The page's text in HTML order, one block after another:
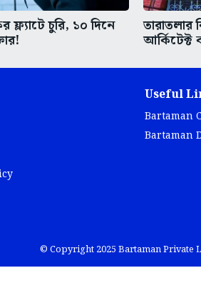
ফ্ল্যাটে চুরি, ১০ দিনে তারাতলার
Useful
Bartaman
Bartaman
© Copyright 2025 Bartaman Private